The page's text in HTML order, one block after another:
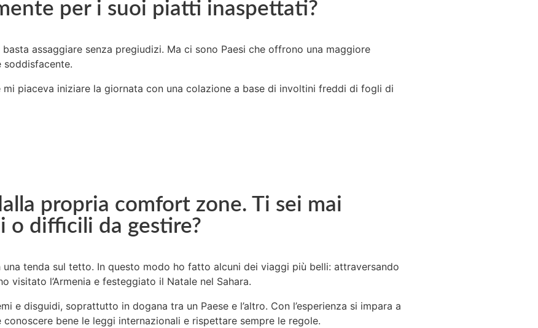
per i suoi piatti inaspettati?
assaggiare senza pregiudizi. Ma ci sono Paesi che offrono una maggiore
soddisfacente.
piaceva iniziare la giornata con una colazione a base di involtini freddi di fogli di
propria comfort zone. Ti sei mai
o difficili da gestire?
tenda sul tetto. In questo modo ho fatto alcuni dei viaggi più belli: attraversando
visitato l’Armenia e festeggiato il Natale nel Sahara.
e disguidi, soprattutto in dogana tra un Paese e l’altro. Con l’esperienza si impara a
bene le leggi internazionali e rispettare sempre le regole.